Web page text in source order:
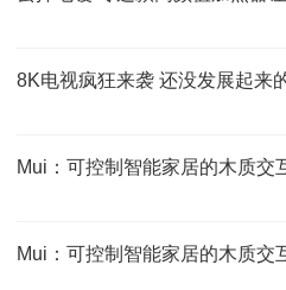
8K电视疯狂来袭 还没发展起来
Mui：可控制智能家居的木质交
Mui：可控制智能家居的木质交